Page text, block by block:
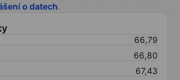
o datech.
66,79
66,80
67,43